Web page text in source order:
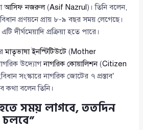
আসিফ নজরুল(Asif Nazrul)। তিনি বলেন,
প্রণয়নে প্রায় ৮-৯ বছর সময় লেগেছে।
দীর্ঘমেয়াদি প্রক্রিয়া হতে পারে।
মাতৃভাষা ইনস্টিটিউটে (Mother
উদ্যোগনাগরিক কোয়ালিশন(Citizen
সংস্কারে নাগরিক জোটের ৭ প্রস্তাব’
কথা বলেন তিনি।
সময় লাগবে, ততদিন